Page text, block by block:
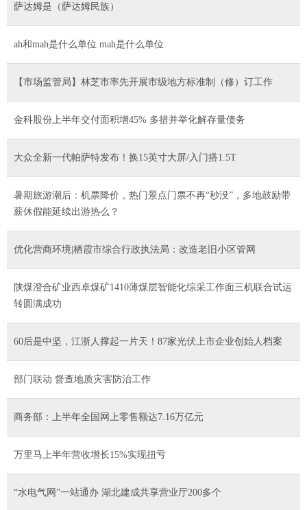
萨达姆是（萨达姆民族）
ah和mah是什么单位 mah是什么单位
【市场监管局】林芝市率先开展市级地方标准制（修）订工作
金科股份上半年交付面积增45% 多措并举化解存量债务
大众全新一代帕萨特发布！换15英寸大屏/入门搭1.5T
暑期旅游潮后：机票降价，热门景点门票不再“秒没”，多地鼓励带
薪休假能延续出游热么？
优化营商环境|栖霞市综合行政执法局：改造老旧小区管网
陕煤澄合矿业西卓煤矿1410薄煤层智能化综采工作面三机联合试运
转圆满成功
60后是中坚，江浙人撑起一片天！87家光伏上市企业创始人档案
部门联动 督查地质灾害防治工作
商务部：上半年全国网上零售额达7.16万亿元
万里马上半年营收增长15%实现扭亏
“水电气网”一站通办 湖北建成共享营业厅200多个